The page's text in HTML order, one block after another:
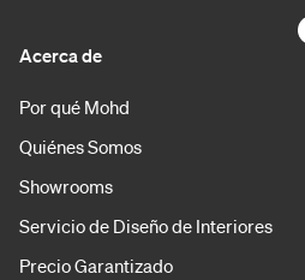
Acerca de
Por qué Mohd
Quiénes Somos
Showrooms
Servicio de Diseño de Interiores
Precio Garantizado